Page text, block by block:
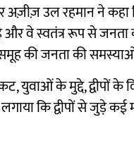
अज़ीज़ उल रहमान ने
और वे स्वतंत्र रूप से
की जनता की
युवाओं के मुद्दे, द्वीपों के
कि द्वीपों से जुड़े